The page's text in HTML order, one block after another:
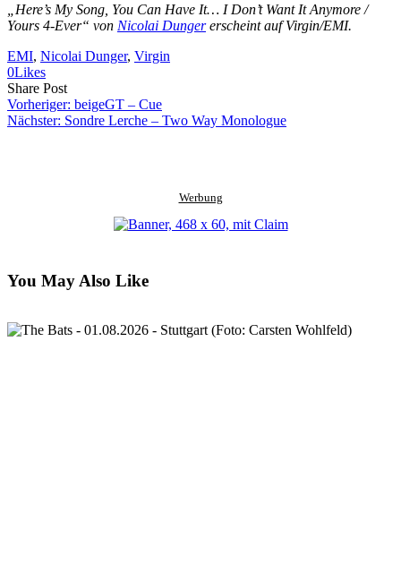
„Here’s My Song, You Can Have It… I Don’t Want It Anymore /
Yours 4-Ever“ von Nicolai Dungererscheint auf Virgin/EMI.
EMI, Nicolai Dunger, Virgin
0Likes
Share PostShare
on
Facebook
Copy
URL
to
Send
Link
via
Vorheriger: beigeGT – Cue
Nächster: Sondre Lerche – Two Way Monologue
Werbung
You May Also Like